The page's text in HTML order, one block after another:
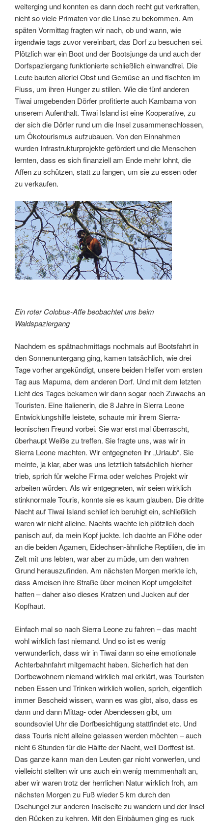
weiterging und konnten es dann doch recht gut verkraften,
nicht so viele Primaten vor die Linse zu bekommen. Am
späten Vormittag fragten wir nach, ob und wann, wie
irgendwie tags zuvor vereinbart, das Dorf zu besuchen sei.
Plötzlich war ein Boot und der Bootsjunge da und auch der
Dorfspaziergang funktionierte schließlich einwandfrei. Die
Leute bauten allerlei Obst und Gemüse an und fischten im
Fluss, um ihren Hunger zu stillen. Wie die fünf anderen
Tiwai umgebenden Dörfer profitierte auch Kambama von
unserem Aufenthalt. Tiwai Island ist eine Kooperative, zu
der sich die Dörfer rund um die Insel zusammenschlossen,
um Ökotourismus aufzubauen. Von den Einnahmen
wurden Infrastrukturprojekte gefördert und die Menschen
lernten, dass es sich finanziell am Ende mehr lohnt, die
Affen zu schützen, statt zu fangen, um sie zu essen oder
zu verkaufen.
Ein roter Colobus-Affe beobachtet uns beim
Waldspaziergang
Nachdem es spätnachmittags nochmals auf Bootsfahrt in
den Sonnenuntergang ging, kamen tatsächlich, wie drei
Tage vorher angekündigt, unsere beiden Helfer vom ersten
Tag aus Mapuma, dem anderen Dorf. Und mit dem letzten
Licht des Tages bekamen wir dann sogar noch Zuwachs an
Touristen. Eine Italienerin, die 8 Jahre in Sierra Leone
Entwicklungshilfe leistete, schaute mir ihrem Sierra-
leonischen Freund vorbei. Sie war erst mal überrascht,
überhaupt Weiße zu treffen. Sie fragte uns, was wir in
Sierra Leone machten. Wir entgegneten ihr „Urlaub“. Sie
meinte, ja klar, aber was uns letztlich tatsächlich hierher
trieb, sprich für welche Firma oder welches Projekt wir
arbeiten würden. Als wir entgegneten, wir seien wirklich
stinknormale Touris, konnte sie es kaum glauben. Die dritte
Nacht auf Tiwai Island schlief ich beruhigt ein, schließlich
waren wir nicht alleine. Nachts wachte ich plötzlich doch
panisch auf, da mein Kopf juckte. Ich dachte an Flöhe oder
an die beiden Agamen, Eidechsen-ähnliche Reptilien, die im
Zelt mit uns lebten, war aber zu müde, um den wahren
Grund herauszufinden. Am nächsten Morgen merkte ich,
dass Ameisen ihre Straße über meinen Kopf umgeleitet
hatten – daher also dieses Kratzen und Jucken auf der
Kopfhaut.
Einfach mal so nach Sierra Leone zu fahren – das macht
wohl wirklich fast niemand. Und so ist es wenig
verwunderlich, dass wir in Tiwai dann so eine emotionale
Achterbahnfahrt mitgemacht haben. Sicherlich hat den
Dorfbewohnern niemand wirklich mal erklärt, was Touristen
neben Essen und Trinken wirklich wollen, sprich, eigentlich
immer Bescheid wissen, wann es was gibt, also, dass es
dann und dann Mittag- oder Abendessen gibt, um
soundsoviel Uhr die Dorfbesichtigung stattfindet etc. Und
dass Touris nicht alleine gelassen werden möchten – auch
nicht 6 Stunden für die Hälfte der Nacht, weil Dorffest ist.
Das ganze kann man den Leuten gar nicht vorwerfen, und
vielleicht stellten wir uns auch ein wenig memmenhaft an,
aber wir waren trotz der herrlichen Natur wirklich froh, am
nächsten Morgen zu Fuß wieder 5 km durch den
Dschungel zur anderen Inselseite zu wandern und der Insel
den Rücken zu kehren. Mit den Einbäumen ging es ruck